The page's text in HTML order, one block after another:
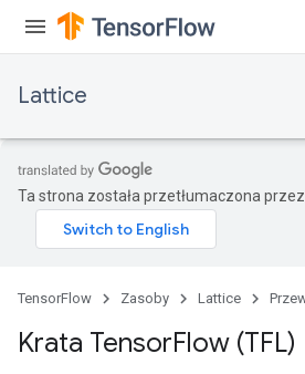
Lattice
Ta strona została przetłumaczona przez
TensorFlow Zasoby Lattice
Krata TensorFlow (TFL)